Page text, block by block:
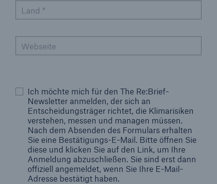
Land *
Webseite
Ich möchte mich für den The Re:Brief-
Newsletter anmelden, der sich an
Entscheidungsträger richtet, die Klimarisiken
verstehen, messen und managen müssen.
Nach dem Absenden des Formulars erhalten
Sie eine Bestätigungs-E-Mail. Bitte öffnen Sie
diese und klicken Sie auf den Link, um Ihre
Anmeldung abzuschließen. Sie sind erst dann
offiziell angemeldet, wenn Sie Ihre E-Mail-
Adresse bestätigt haben.